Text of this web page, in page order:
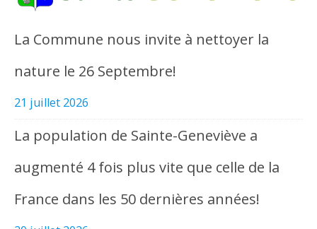
La Commune nous invite à nettoyer la
nature le 26 Septembre!
21 juillet 2026
La population de Sainte-Geneviève a
augmenté 4 fois plus vite que celle de la
France dans les 50 dernières années!